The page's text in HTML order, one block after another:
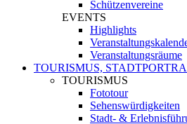
Schützenvereine
EVENTS
Highlights
Veranstaltungsräume
TOURISMUS,
TOURISMUS
Fototour
Sehenswürdigkeiten
Stadt- &